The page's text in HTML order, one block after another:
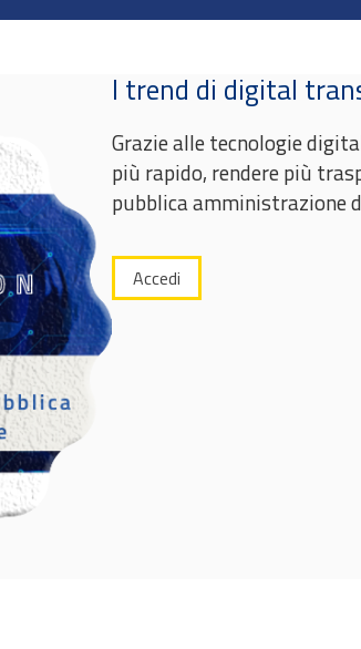
I trend di digital
Grazie alle tecnologie
più rapido, rendere più
pubblica amministrazione
Accedi